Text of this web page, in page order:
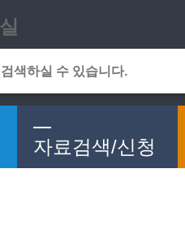
자료검색/신청